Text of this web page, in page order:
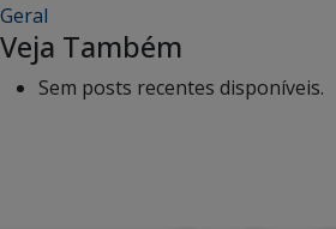
Geral
Veja Também
Sem posts recentes disponíveis.